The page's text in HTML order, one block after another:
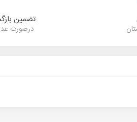
تضمین
درصورت